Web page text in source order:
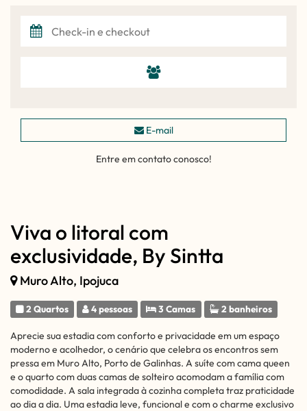
Viva o litoral com
exclusividade, By Sintta
Muro Alto, Ipojuca
2 Quartos 4 pessoas 3 Camas 2 banheiros
Aprecie sua estadia com conforto e privacidade em um espaço
moderno e acolhedor, o cenário que celebra os encontros sem
pressa em Muro Alto, Porto de Galinhas. A suíte com cama queen
e o quarto com duas camas de solteiro acomodam a família com
comodidade. A sala integrada à cozinha completa traz praticidade
ao dia a dia. Uma estadia leve, funcional e com o charme exclusivo
E-mail
Entre em contato conosco!